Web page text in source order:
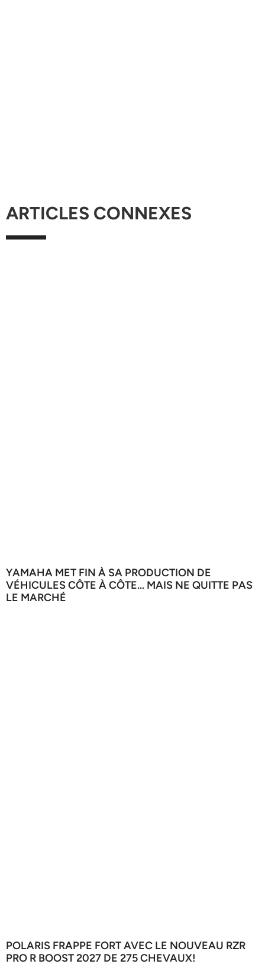
ARTICLES CONNEXES
YAMAHA MET FIN À SA PRODUCTION DE
VÉHICULES CÔTE À CÔTE… MAIS NE QUITTE PAS
LE MARCHÉ
POLARIS FRAPPE FORT AVEC LE NOUVEAU RZR
PRO R BOOST 2027 DE 275 CHEVAUX!